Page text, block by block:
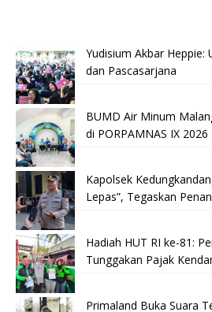
Yudisium Akbar Heppie:
dan Pascasarjana
BUMD Air Minum
di PORPAMNAS IX 2026
Kapolsek
Lepas”, Tegaskan
Hadiah HUT RI ke-81:
Tunggakan Pajak
Primaland Buka Suara